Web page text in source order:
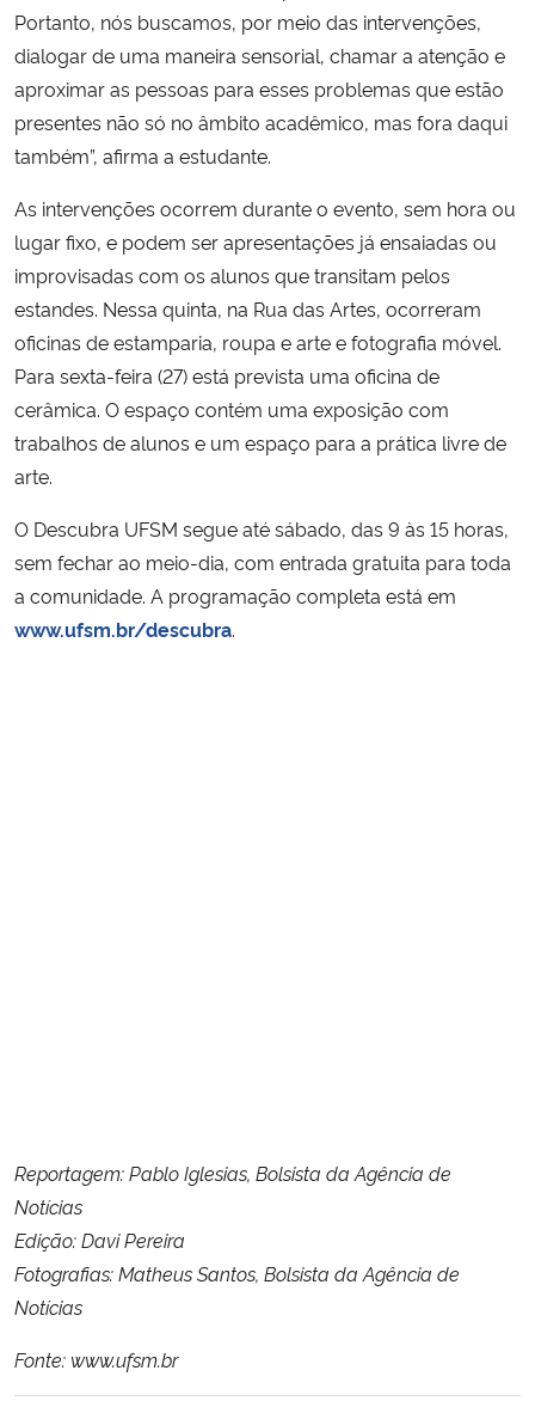
Portanto, nós buscamos, por meio das intervenções,
dialogar de uma maneira sensorial, chamar a atenção e
aproximar as pessoas para esses problemas que estão
presentes não só no âmbito acadêmico, mas fora daqui
também”, afirma a estudante.
As intervenções ocorrem durante o evento, sem hora ou
lugar fixo, e podem ser apresentações já ensaiadas ou
improvisadas com os alunos que transitam pelos
estandes. Nessa quinta, na Rua das Artes, ocorreram
oficinas de estamparia, roupa e arte e fotografia móvel.
Para sexta-feira (27) está prevista uma oficina de
cerâmica. O espaço contém uma exposição com
trabalhos de alunos e um espaço para a prática livre de
arte.
O Descubra UFSM segue até sábado, das 9 às 15 horas,
sem fechar ao meio-dia, com entrada gratuita para toda
a comunidade. A programação completa está em
www.ufsm.br/descubra.
Reportagem: Pablo Iglesias, Bolsista da Agência de
Notícias
Edição: Davi Pereira
Fotografias: Matheus Santos, Bolsista da Agência de
Notícias
Fonte: www.ufsm.br